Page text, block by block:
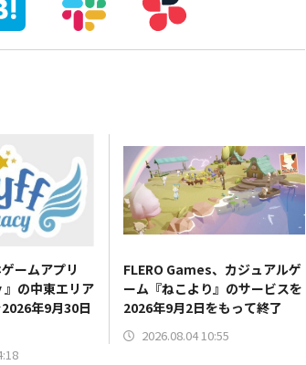
ームアプリ
の中東エリア
年9月30日
FLERO Games、カジュアルゲ
ーム『ねこより』のサービスを
2026年9月2日をもって終了
2026.08.04 10:55